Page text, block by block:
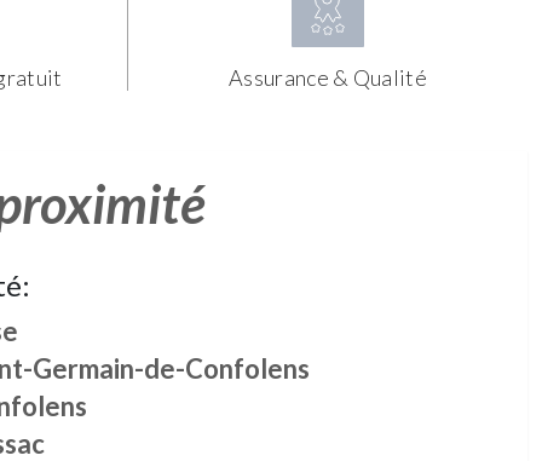
Assurance & Qualité
Germain-de-Confolens